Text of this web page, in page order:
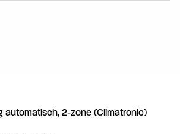
automatisch, 2-zone (Climatronic)